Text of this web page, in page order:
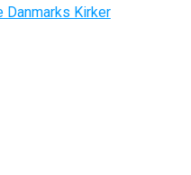
Danmarks Kirker